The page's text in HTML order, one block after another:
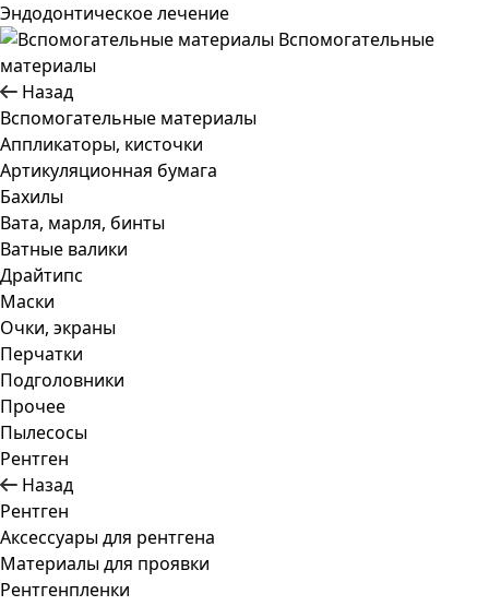
Эндодонтическое лечение
Вспомогательные
материалы
Назад
Вспомогательные материалы
Аппликаторы, кисточки
Артикуляционная бумага
Бахилы
Вата, марля, бинты
Ватные валики
Драйтипс
Маски
Очки, экраны
Перчатки
Подголовники
Прочее
Пылесосы
Рентген
Назад
Рентген
Аксессуары для рентгена
Материалы для проявки
Рентгенпленки